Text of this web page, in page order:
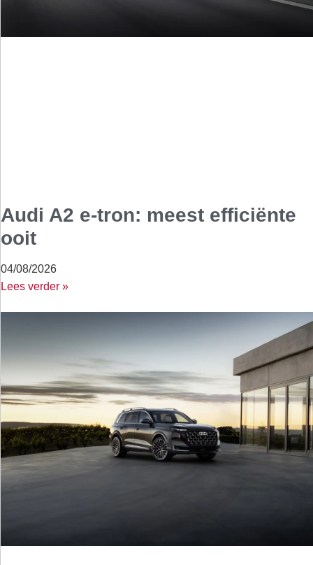
Audi A2 e-tron: meest efficiënte
ooit
04/08/2026
Lees verder »